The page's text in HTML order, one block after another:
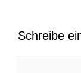
Schreibe